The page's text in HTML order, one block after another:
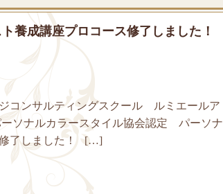
養成講座プロコース修了しました！
コンサルティングスクール ルミエールア
ソナルカラースタイル協会認定 パーソナ
修了しました！ […]